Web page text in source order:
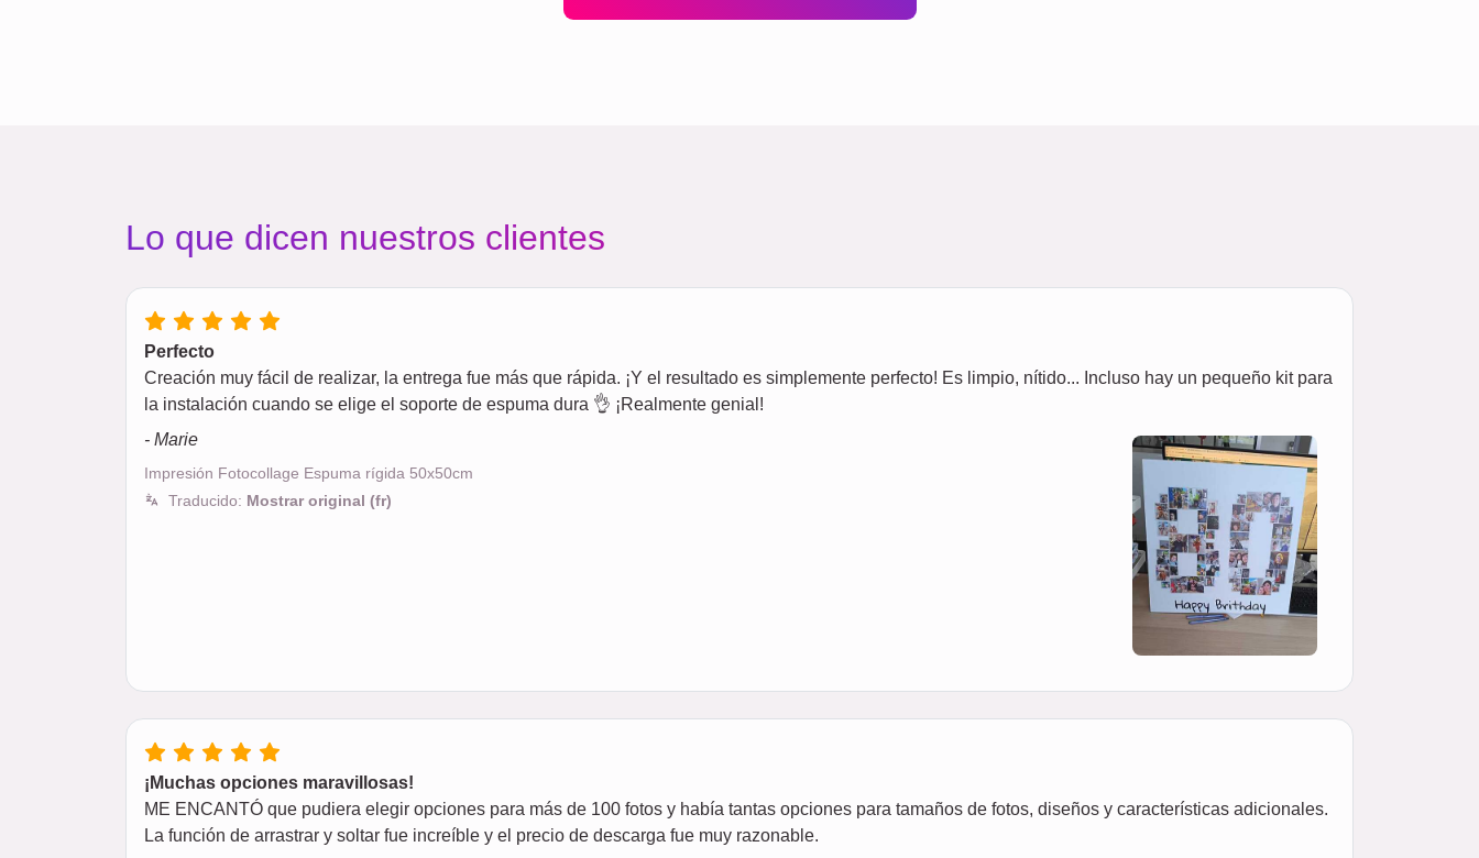
Lo que dicen nuestros clientes
Perfecto
Creación muy fácil de realizar, la entrega fue más que rápida. ¡Y el resultado es simplemente perfecto! Es limpio, nítido... Incluso hay un pequeño kit para
la instalación cuando se elige el soporte de espuma dura 👌 ¡Realmente genial!
- Marie
Impresión Fotocollage Espuma rígida 50x50cm
Traducido: Mostrar original (fr)
¡Muchas opciones maravillosas!
ME ENCANTÓ que pudiera elegir opciones para más de 100 fotos y había tantas opciones para tamaños de fotos, diseños y características adicionales.
La función de arrastrar y soltar fue increíble y el precio de descarga fue muy razonable.